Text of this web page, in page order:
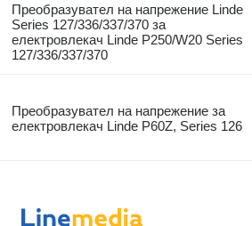
Преобразувател на напрежение Linde
Series 127/336/337/370 за
електровлекач Linde P250/W20 Series
127/336/337/370
Преобразувател на напрежение за
електровлекач Linde P60Z, Series 126